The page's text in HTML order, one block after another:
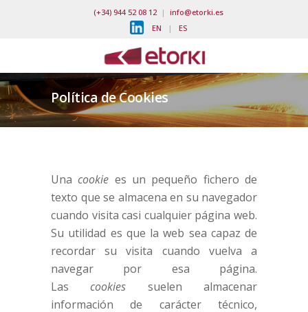
(+34) 944 52 08 12| info@etorki.es
EN | ES
Política de Cookies
Unacookie es un pequeño fichero de
texto que se almacena en su navegador
cuando visita casi cualquier página web.
Su utilidad es que la web sea capaz de
recordar su visita cuando vuelva a
navegar por esa página.
Lascookies suelen almacenar
información de carácter técnico,